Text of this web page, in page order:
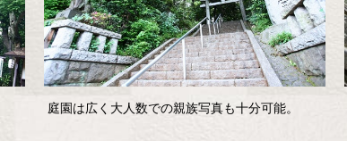
庭園は広く大人数での親族写真も十分可能。